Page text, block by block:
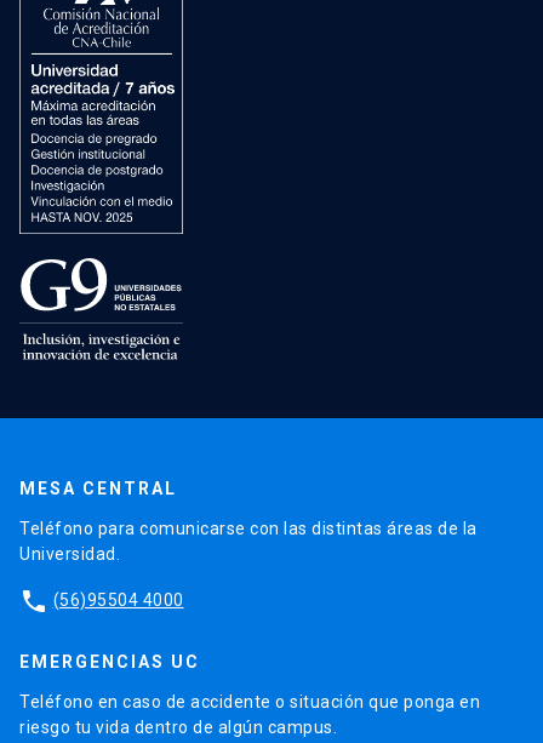
MESA CENTRAL
Teléfono para comunicarse con las distintas áreas de la
Universidad.
phone (56)95504 4000
EMERGENCIAS UC
Teléfono en caso de accidente o situación que ponga en
riesgo tu vida dentro de algún campus.